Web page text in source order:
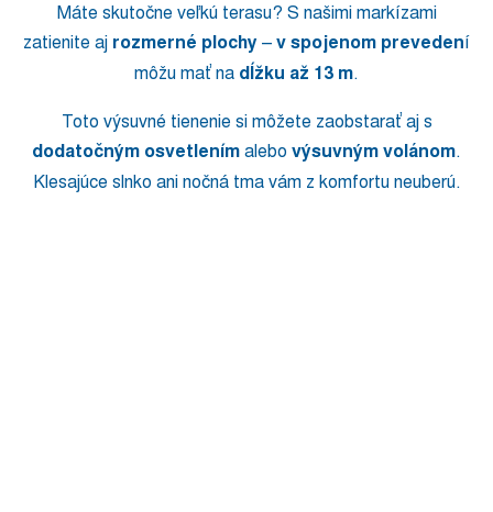
Máte skutočne veľkú terasu? S našimi markízami
zatienite aj rozmerné plochy–v spojenom prevedení
môžu mať na dĺžku až 13 m.
Toto výsuvné tienenie si môžete zaobstarať aj s
dodatočným osvetlenímalebo výsuvným volánom.
Klesajúce slnko ani nočná tma vám z komfortu neuberú.